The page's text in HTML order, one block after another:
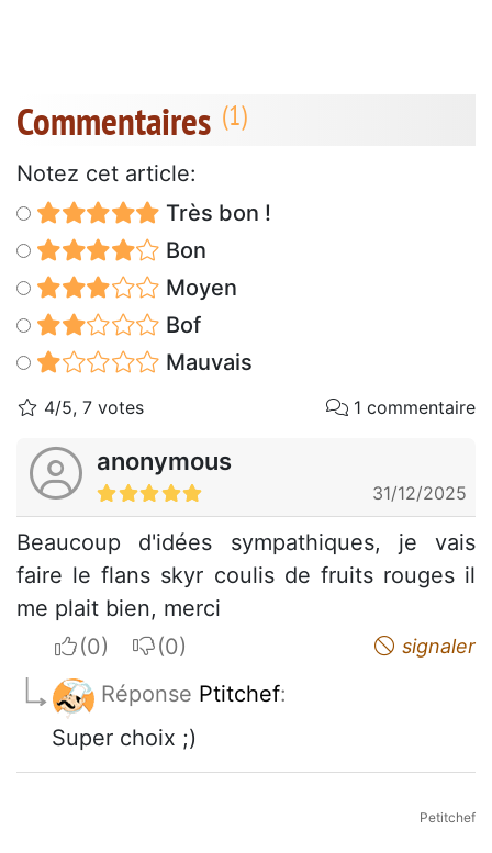
Commentaires
Notez cet article:
Très bon !
Bon
Moyen
Bof
Mauvais
4/5, 7 votes 1 commentaire
anonymous
31/12/2025
Beaucoup d'idées sympathiques, je vais
faire le flans skyr coulis de fruits rouges il
me plait bien, merci
I apreciateI do not appreciate signaler
Réponse Ptitchef:
Super choix ;)
Petitchef